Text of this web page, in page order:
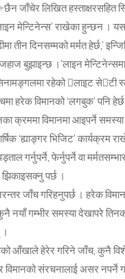
जाँचेर लिखित हस्ताक्षरसहित
मेन्टिनेन्स’ राखेका हुन्छन ।
तीन दिनसम्मको मर्मत हेर्छ,’
जहाज बुझाइन्छ ।’लाइन
रहेको लाइट सेटी
हरेक विमानको ‘लगबुक’ पनि
क्रममा विमानमा आइपर्ने
‘ह्याङ्गर भिजिट’ कार्यक्रम
गर्नुपर्ने, फेर्नुपर्ने वा
झिकाइसक्नु पर्छ ।
जाँच‍ गरिहनुपर्छ । हरेक
नयाँ गम्भीर समस्या देखापरे
आँखाले हेरेर गरिने जाँच,
संरचनालाई असर नपर्ने